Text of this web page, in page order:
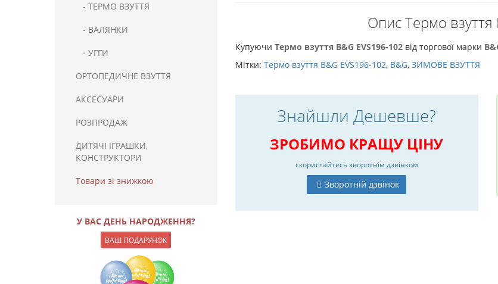
- ТЕРМО ВЗУТТЯ
- ВАЛЯНКИ
- УГГИ
ОРТОПЕДИЧНЕ ВЗУТТЯ
АКСЕСУАРИ
РОЗПРОДАЖ
ДИТЯЧІ ІГРАШКИ,
КОНСТРУКТОРИ
Товари зі знижкою
У ВАС ДЕНЬ НАРОДЖЕННЯ?
ВАШ ПОДАРУНОК
Опис Термо взуття
Купуючи Термо взуття B&G EVS196-102від торгової марки
Мітки: Термо взуття B&G EVS196-102, B&G, ЗИМОВЕ ВЗУТТЯ
Знайшли Дешевше?
ЗРОБИМО КРАЩУ ЦІНУ
скористайтесьзворотнім дзвінком
Зворотній дзвінок